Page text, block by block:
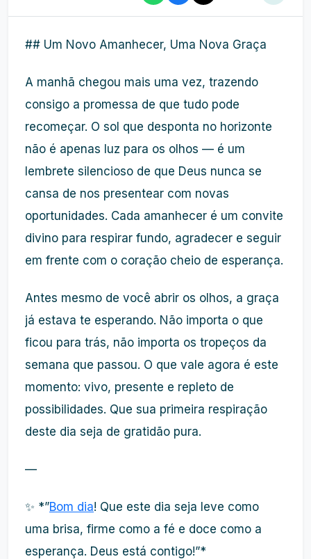
## Um Novo Amanhecer, Uma Nova Graça
A manhã chegou mais uma vez, trazendo
consigo a promessa de que tudo pode
recomeçar. O sol que desponta no horizonte
não é apenas luz para os olhos — é um
lembrete silencioso de que Deus nunca se
cansa de nos presentear com novas
oportunidades. Cada amanhecer é um convite
divino para respirar fundo, agradecer e seguir
em frente com o coração cheio de esperança.
Antes mesmo de você abrir os olhos, a graça
já estava te esperando. Não importa o que
ficou para trás, não importa os tropeços da
semana que passou. O que vale agora é este
momento: vivo, presente e repleto de
possibilidades. Que sua primeira respiração
deste dia seja de gratidão pura.
—
✨ *”Bom dia! Que este dia seja leve como
uma brisa, firme como a fé e doce como a
esperança. Deus está contigo!”*